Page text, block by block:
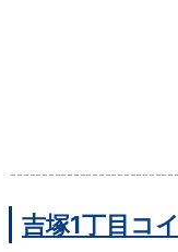
吉塚1丁目コ